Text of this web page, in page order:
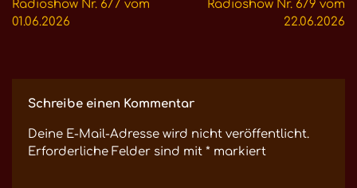
Radioshow Nr. 677 vom
01.06.2026
Radioshow Nr. 679 vom
22.06.2026
Schreibe einen Kommentar
Deine E-Mail-Adresse wird nicht veröffentlicht.
Erforderliche Felder sind mit * markiert